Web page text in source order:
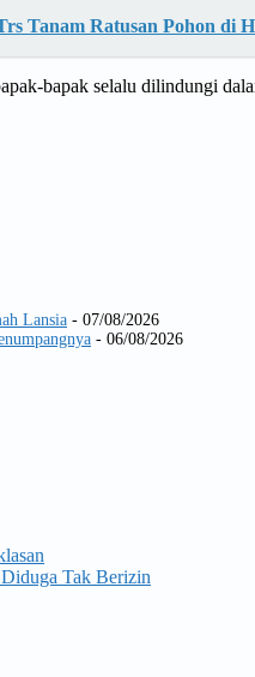
Tanam Ratusan Pohon di
bapak selalu dilindungi
Lansia - 07/08/2026
- 06/08/2026
Tak Berizin